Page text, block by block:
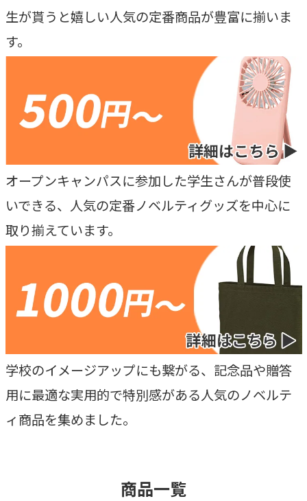
生が貰うと嬉しい人気の定番商品が豊富に揃いま
す。
オープンキャンパスに参加した学生さんが普段使
いできる、人気の定番ノベルティグッズを中心に
取り揃えています。
学校のイメージアップにも繋がる、記念品や贈答
用に最適な実用的で特別感がある人気のノベルテ
ィ商品を集めました。
商品一覧